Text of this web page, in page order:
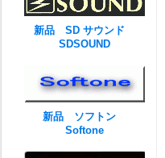
新品 SD サウンド
SDSOUND
新品 ソフトン
Softone